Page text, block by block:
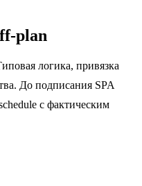
plan
логика, привязка
До подписания SPA
с фактическим